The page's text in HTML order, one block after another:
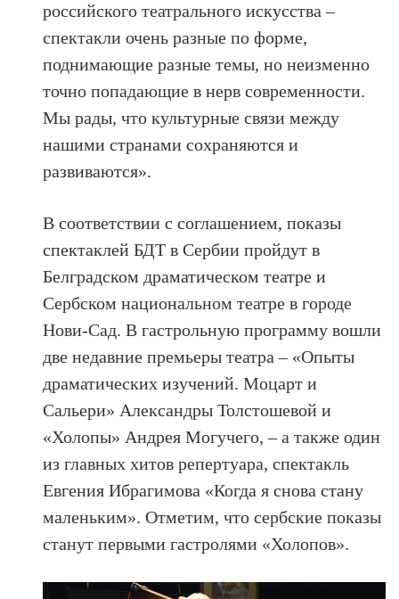
российского театрального искусства –
спектакли очень разные по форме,
поднимающие разные темы, но неизменно
точно попадающие в нерв современности.
Мы рады, что культурные связи между
нашими странами сохраняются и
развиваются».
В соответствии с соглашением, показы
спектаклей БДТ в Сербии пройдут в
Белградском драматическом театре и
Сербском национальном театре в городе
Нови-Сад. В гастрольную программу вошли
две недавние премьеры театра – «Опыты
драматических изучений. Моцарт и
Сальери» Александры Толстошевой и
«Холопы» Андрея Могучего, – а также один
из главных хитов репертуара, спектакль
Евгения Ибрагимова «Когда я снова стану
маленьким». Отметим, что сербские показы
станут первыми гастролями «Холопов».